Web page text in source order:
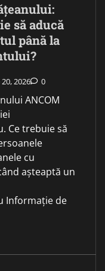
să aducă
până la
2026 0
ANCOM
Ce trebuie să
cu
așteaptă un
Informație de